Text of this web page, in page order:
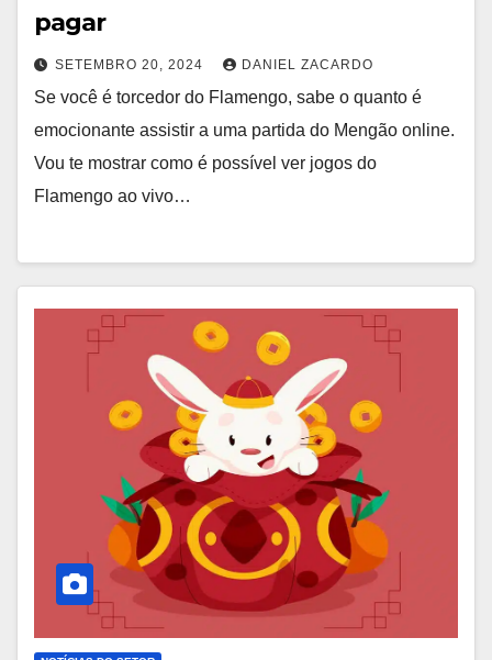
pagar
SETEMBRO 20, 2024 DANIEL ZACARDO
Se você é torcedor do Flamengo, sabe o quanto é
emocionante assistir a uma partida do Mengão online.
Vou te mostrar como é possível ver jogos do
Flamengo ao vivo…